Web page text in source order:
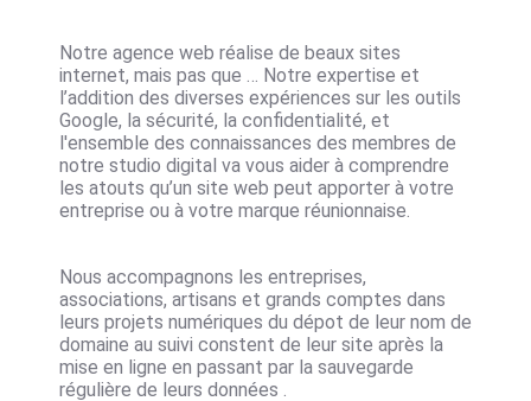
Notre agence web réalise de beaux sites
internet, mais pas que … Notre expertise et
l’addition des diverses expériences sur les outils
Google, la sécurité, la confidentialité, et
l'ensemble des connaissances des membres de
notre studio digital va vous aider à comprendre
les atouts qu’un site web peut apporter à votre
entreprise ou à votre marque réunionnaise.
Nous accompagnons les entreprises,
associations, artisans et grands comptes dans
leurs projets numériques du dépot de leur nom de
domaine au suivi constent de leur site après la
mise en ligne en passant par la sauvegarde
régulière de leurs données .